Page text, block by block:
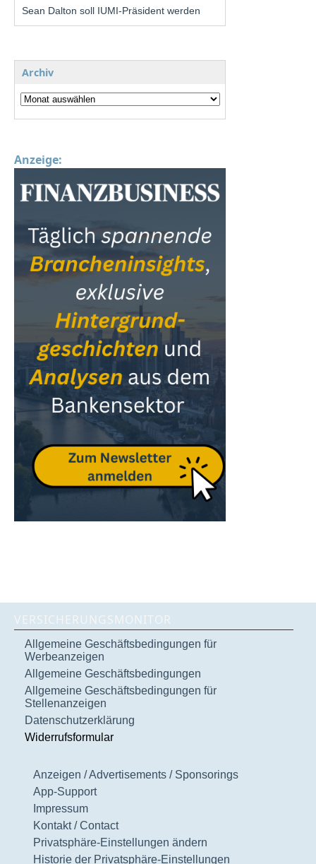
Sean Dalton soll IUMI-Präsident werden
Archiv
Anzeige:
VERSICHERUNGSMONITOR
Allgemeine Geschäftsbedingungen für
Werbeanzeigen
Allgemeine Geschäftsbedingungen
Allgemeine Geschäftsbedingungen für
Stellenanzeigen
Datenschutzerklärung
Widerrufsformular
Anzeigen / Advertisements / Sponsorings
App-Support
Impressum
Kontakt / Contact
Privatsphäre-Einstellungen ändern
Historie der Privatsphäre-Einstellungen